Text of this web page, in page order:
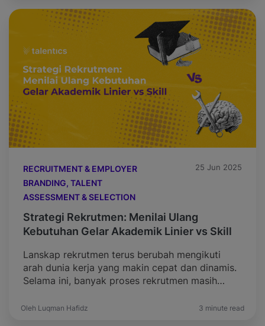
tampak ideal. Namun di balik kemudahan itu,
ada risiko yang sering tidak disadari.
Kemampuan otak manusia untuk berpikir cepat
dan jernih perlahan […]
RECRUITMENT & EMPLOYER
BRANDING, TALENT
ASSESSMENT & SELECTION
25 Jun 2025
Strategi Rekrutmen: Menilai Ulang
Kebutuhan Gelar Akademik Linier vs Skill
Lanskap rekrutmen terus berubah mengikuti
arah dunia kerja yang makin cepat dan dinamis.
Selama ini, banyak proses rekrutmen masih
yang linier dengan posisi yang dibutuhkan.
Oleh Luqman Hafidz 3 minute read